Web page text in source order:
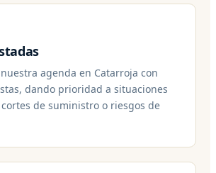
agenda en Catarroja con
dando prioridad a situaciones
de suministro o riesgos de